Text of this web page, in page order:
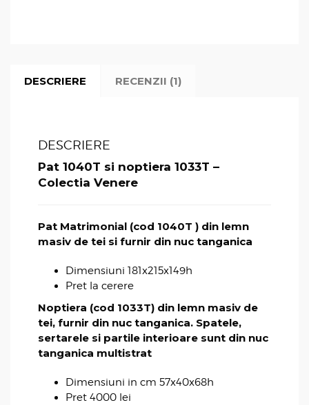
DESCRIERE RECENZII (1)
DESCRIERE
Pat 1040T si noptiera 1033T –
Colectia Venere
Pat Matrimonial (cod 1040T ) din lemn
masiv de tei si furnir din nuc tanganica
Dimensiuni 181x215x149h
Pret la cerere
Noptiera (cod 1033T) din lemn masiv de
tei, furnir din nuc tanganica. Spatele,
sertarele si partile interioare sunt din nuc
tanganica multistrat
Dimensiuni in cm 57x40x68h
Pret 4000 lei